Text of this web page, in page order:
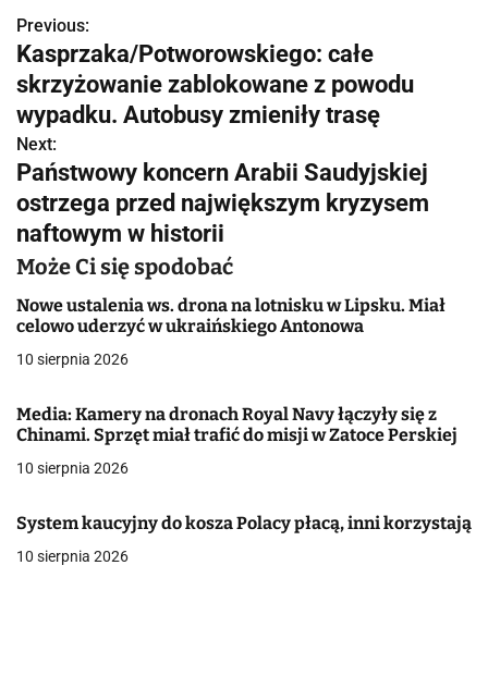
N
a
w
i
g
a
c
j
a
w
p
s
u
Previous:
Kasprzaka/Potworowskiego: całe
skrzyżowanie zablokowane z powodu
wypadku. Autobusy zmieniły trasę
Next:
Państwowy koncern Arabii Saudyjskiej
ostrzega przed największym kryzysem
naftowym w historii
Może Ci się spodobać
Nowe ustalenia ws. drona na lotnisku w Lipsku. Miał
celowo uderzyć w ukraińskiego Antonowa
10 sierpnia 2026
Media: Kamery na dronach Royal Navy łączyły się z
Chinami. Sprzęt miał trafić do misji w Zatoce Perskiej
10 sierpnia 2026
System kaucyjny do kosza Polacy płacą, inni korzystają
10 sierpnia 2026